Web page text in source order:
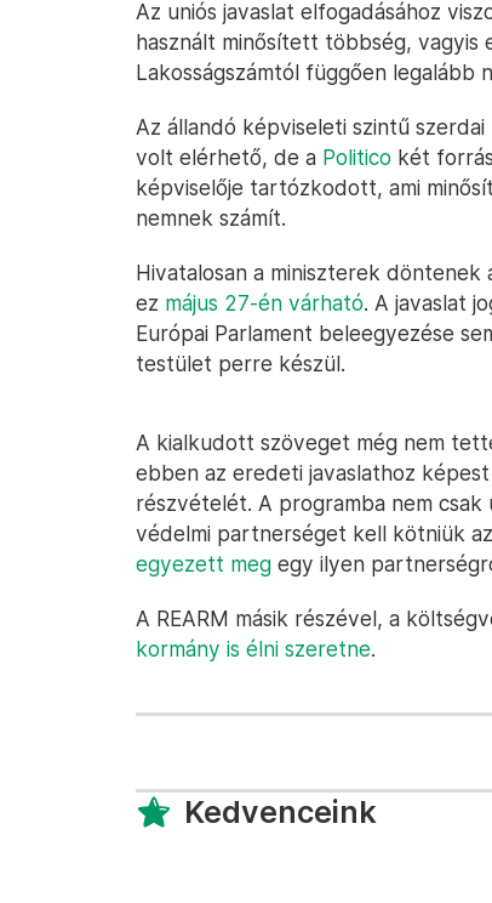
Az uniós javaslat elfogadásához
használt minősített többség,
Lakosságszámtól függően
Az állandó képviseleti szintű
volt elérhető, de a Politico két
képviselője tartózkodott, ami
nemnek számít.
Hivatalosan a miniszterek
ez május 27-én várható. A javaslat
Európai Parlament beleegyezése
testület perre készül.
A kialkudott szöveget még nem
ebben az eredeti javaslathoz
részvételét. A programba nem
védelmi partnerséget kell kötniük
egyezett meg egy ilyen
A REARM másik részével, a
kormány is élni szeretne.
Kedvenceink